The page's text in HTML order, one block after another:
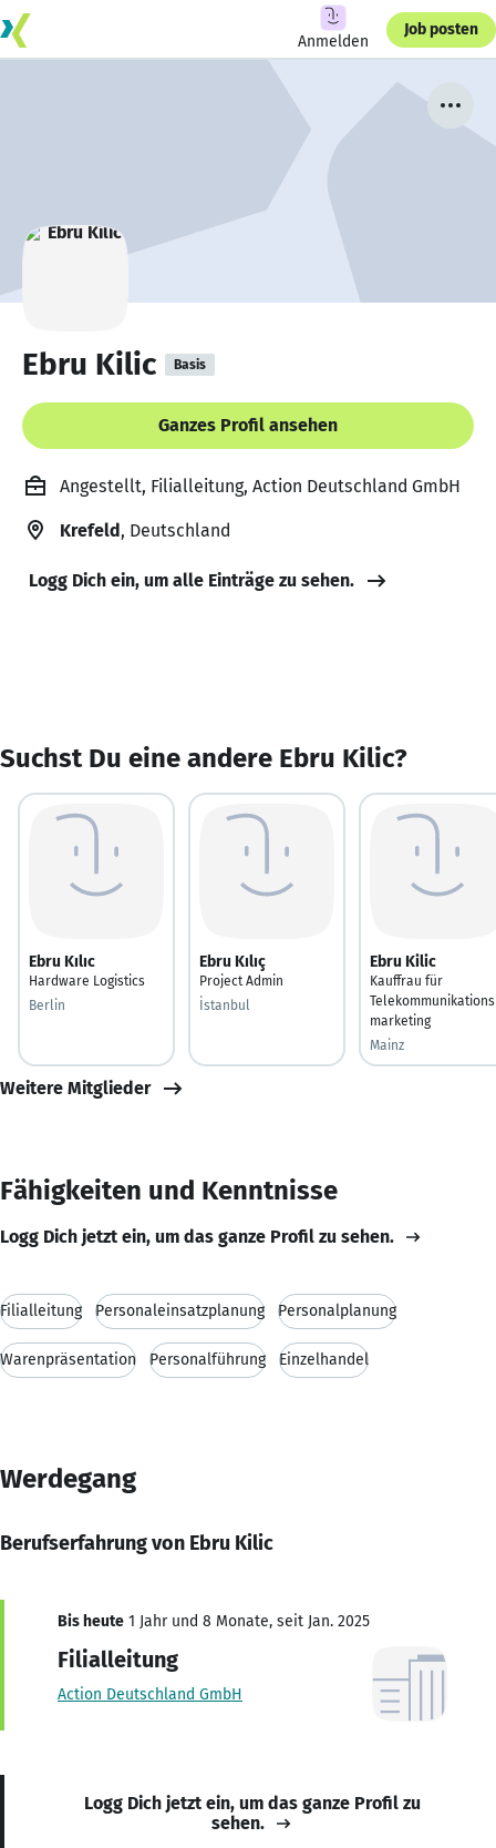
Anmelden
Job posten
Ebru Kilic Basis
Ganzes Profil ansehen
Angestellt, Filialleitung, Action Deutschland GmbH
Krefeld, Deutschland
Logg Dich ein, um alle Einträge zu sehen.
Suchst Du eine andere Ebru Kilic?
Ebru Kılıc
Hardware Logistics
Berlin
Ebru Kılıç
Project Admin
İstanbul
Ebru Kilic
Kauffrau für
Telekommunikations
marketing
Mainz
Weitere Mitglieder
Fähigkeiten und Kenntnisse
Logg Dich jetzt ein, um das ganze Profil zu sehen.
Filialleitung Personaleinsatzplanung Personalplanung
Warenpräsentation Personalführung Einzelhandel
Werdegang
Berufserfahrung von Ebru Kilic
Bis heute 1 Jahr und 8 Monate, seit Jan. 2025
Filialleitung
Action Deutschland GmbH
Logg Dich jetzt ein, um das ganze Profil zu
sehen.